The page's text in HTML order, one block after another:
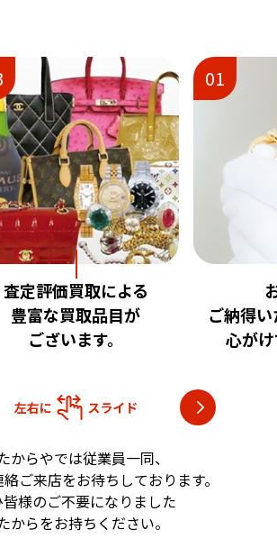
01
お客様に
ご納得いただける査定を
心がけております。
02
いた
目
からやでは従業員一同、
ご来店をお待ちしております。
様のご不要になりました
からをお持ちください。